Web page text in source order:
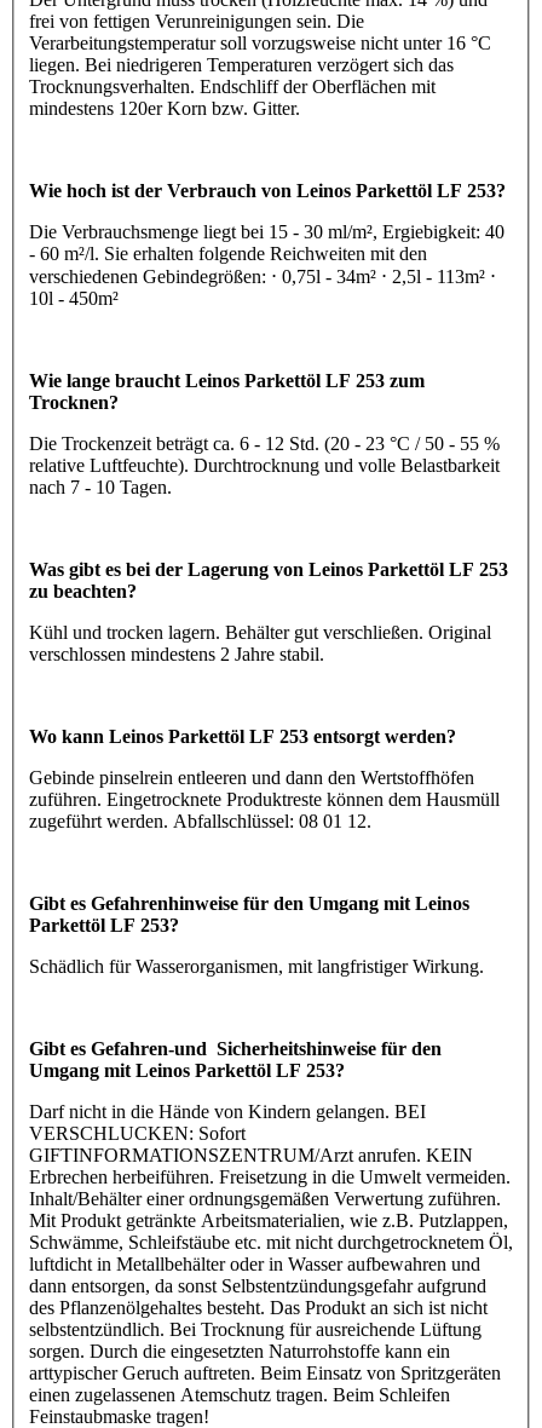
frei von fettigen Verunreinigungen sein. Die
Verarbeitungstemperatur soll vorzugsweise nicht unter 16 °C
liegen. Bei niedrigeren Temperaturen verzögert sich das
Trocknungsverhalten. Endschliff der Oberflächen mit
mindestens 120er Korn bzw. Gitter.
Wie hoch ist der Verbrauch von Leinos Parkettöl LF 253?
Die Verbrauchsmenge liegt bei 15 - 30 ml/m², Ergiebigkeit: 40
- 60 m²/l. Sie erhalten folgende Reichweiten mit den
verschiedenen Gebindegrößen: ⋅ 0,75l - 34m² ⋅ 2,5l - 113m² ⋅
10l - 450m²
Wie lange braucht Leinos Parkettöl LF 253 zum
Trocknen?
Die Trockenzeit beträgt ca. 6 - 12 Std. (20 - 23 °C / 50 - 55 %
relative Luftfeuchte). Durchtrocknung und volle Belastbarkeit
nach 7 - 10 Tagen.
Was gibt es bei der Lagerung von Leinos Parkettöl LF 253
zu beachten?
Kühl und trocken lagern. Behälter gut verschließen. Original
verschlossen mindestens 2 Jahre stabil.
Wo kann Leinos Parkettöl LF 253 entsorgt werden?
Gebinde pinselrein entleeren und dann den Wertstoffhöfen
zuführen. Eingetrocknete Produktreste können dem Hausmüll
zugeführt werden. Abfallschlüssel: 08 01 12.
Gibt es Gefahrenhinweise für den Umgang mit Leinos
Parkettöl LF 253?
Schädlich für Wasserorganismen, mit langfristiger Wirkung.
Gibt es Gefahren-und Sicherheitshinweise für den
Umgang mit Leinos Parkettöl LF 253?
Darf nicht in die Hände von Kindern gelangen. BEI
VERSCHLUCKEN: Sofort
GIFTINFORMATIONSZENTRUM/Arzt anrufen. KEIN
Erbrechen herbeiführen. Freisetzung in die Umwelt vermeiden.
Inhalt/Behälter einer ordnungsgemäßen Verwertung zuführen.
Mit Produkt getränkte Arbeitsmaterialien, wie z.B. Putzlappen,
Schwämme, Schleifstäube etc. mit nicht durchgetrocknetem Öl,
luftdicht in Metallbehälter oder in Wasser aufbewahren und
dann entsorgen, da sonst Selbstentzündungsgefahr aufgrund
des Pflanzenölgehaltes besteht. Das Produkt an sich ist nicht
selbstentzündlich. Bei Trocknung für ausreichende Lüftung
sorgen. Durch die eingesetzten Naturrohstoffe kann ein
arttypischer Geruch auftreten. Beim Einsatz von Spritzgeräten
einen zugelassenen Atemschutz tragen. Beim Schleifen
Feinstaubmaske tragen!